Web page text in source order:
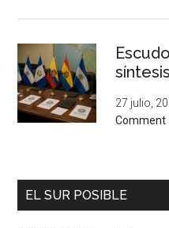
27 julio,
Comment
EL SUR POSIBLE